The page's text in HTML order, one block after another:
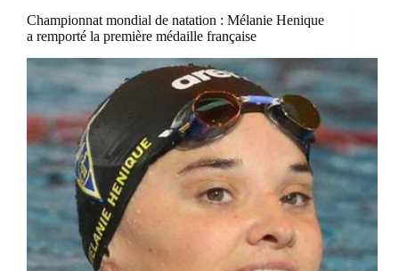
Championnat mondial de natation : Mélanie Henique
a remporté la première médaille française